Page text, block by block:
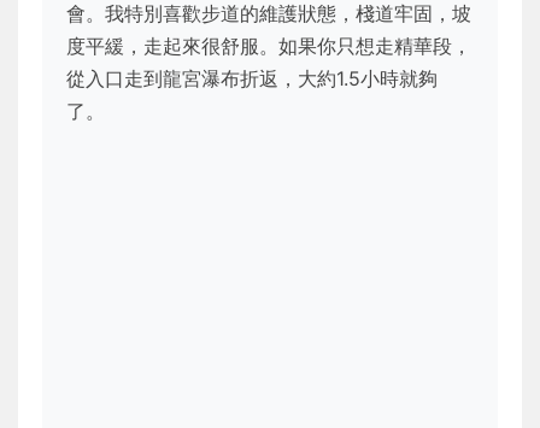
會。我特別喜歡步道的維護狀態，棧道牢固，坡
度平緩，走起來很舒服。如果你只想走精華段，
從入口走到龍宮瀑布折返，大約1.5小時就夠
了。